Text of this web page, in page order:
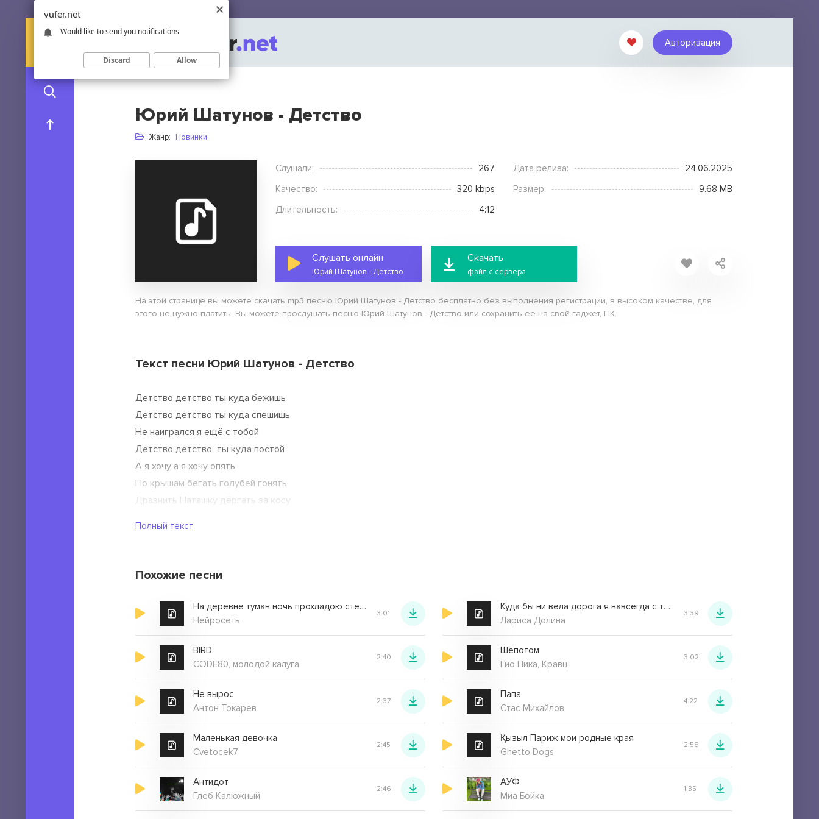
Авторизация
Юрий Шатунов - Детство
Жанр: Новинки
Слушали: 267 Дата релиза:
24.06.2025
Качество:
320 kbps Размер:
9.68 MB
Длительность:
4:12
Слушать онлайн
Юрий Шатунов - Детство
Скачать
файл с сервера
На этой странице вы можете скачать mp3 песню Юрий Шатунов - Детство бесплатно без выполнения регистрации, в высоком качестве, для
этого не нужно платить. Вы можете прослушать песню Юрий Шатунов - Детство или сохранить ее на свой гаджет, ПК.
Текст песни Юрий Шатунов - Детство
Детство детство ты куда бежишь
Детство детство ты куда спешишь
Не наигрался я ещё с тобой
Детство детство ты куда постой
А я хочу а я хочу опять
По крышам бегать голубей гонять
Дразнить Наташку дёргать за косу
Полный текст
Похожие песни
На деревне туман ночь прохладою стелется
Нейросеть
3:01
Куда бы ни вела дорога я навсегда с тобой
Лариса Долина
3:39
BIRD
CODE80, молодой калуга
2:40
Шёпотом
Гио Пика, Кравц
3:02
Не вырос
Антон Токарев
2:37
Папа
Стас Михайлов
4:22
Маленькая девочка
Cvetocek7
2:45
Қызыл Париж мои родные края
Ghetto Dogs
2:58
Антидот
Глеб Калюжный
2:46
АУФ
Миа Бойка
1:35
vufer.net
Would like to send you notifications
Discard Allow